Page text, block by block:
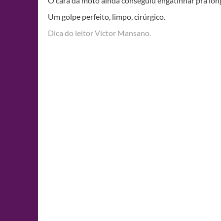
Um golpe perfeito, limpo, cirúrgico.
Dica do leitor Victor Mansano.